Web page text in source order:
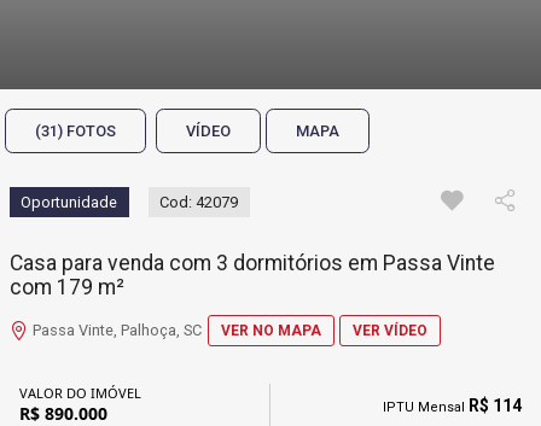
(31) FOTOS VÍDEO MAPA
Oportunidade Cod: 42079
Casa para venda com 3 dormitórios em Passa Vinte
com 179 m²
Passa Vinte, Palhoça, SC VER NO MAPA VER VÍDEO
VALOR DO IMÓVEL
R$ 890.000 IPTU Mensal R$ 114